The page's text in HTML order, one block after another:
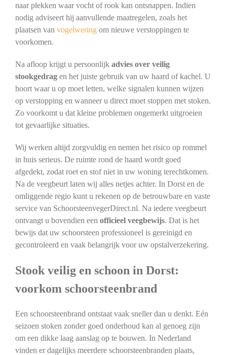
naar plekken waar vocht of rook kan ontsnappen. Indien
nodig adviseert hij aanvullende maatregelen, zoals het
plaatsen van vogelweringom nieuwe verstoppingen te
voorkomen.
Na afloop krijgt u persoonlijk advies over veilig
stookgedragen het juiste gebruik van uw haard of kachel. U
hoort waar u op moet letten, welke signalen kunnen wijzen
op verstopping en wanneer u direct moet stoppen met stoken.
Zo voorkomt u dat kleine problemen ongemerkt uitgroeien
tot gevaarlijke situaties.
Wij werken altijd zorgvuldig en nemen het risico op rommel
in huis serieus. De ruimte rond de haard wordt goed
afgedekt, zodat roet en stof niet in uw woning terechtkomen.
Na de veegbeurt laten wij alles netjes achter. In Dorst en de
omliggende regio kunt u rekenen op de betrouwbare en vaste
service van SchoorsteenvegerDirect.nl. Na iedere veegbeurt
ontvangt u bovendien een officieel veegbewijs. Dat is het
bewijs dat uw schoorsteen professioneel is gereinigd en
gecontroleerd en vaak belangrijk voor uw opstalverzekering.
Stook veilig en schoon in Dorst:
voorkom schoorsteenbrand
Een schoorsteenbrand ontstaat vaak sneller dan u denkt. Eén
seizoen stoken zonder goed onderhoud kan al genoeg zijn
om een dikke laag aanslag op te bouwen. In Nederland
vinden er dagelijks meerdere schoorsteenbranden plaats,